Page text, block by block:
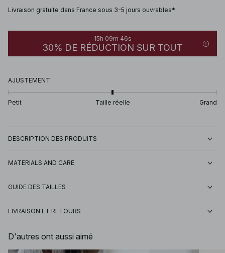
Livraison gratuite dans France sous 3-5 jours ouvrables*
15h 09m 46s
30% DE RÉDUCTION SUR TOUT
AJUSTEMENT
Petit Taille réelle Grand
DESCRIPTION DES PRODUITS
MATERIALS AND CARE
GUIDE DES TAILLES
LIVRAISON ET RETOURS
D'autres ont aussi aimé